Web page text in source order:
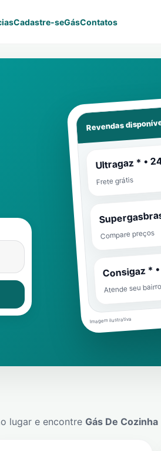
Cadastre-seGásContatos
Revendas
Ultragaz * •
Frete grátis
Compare preços
Consigaz *
Atende seu
Imagem ilustrativa
lugar e encontre Gás De Cozinha